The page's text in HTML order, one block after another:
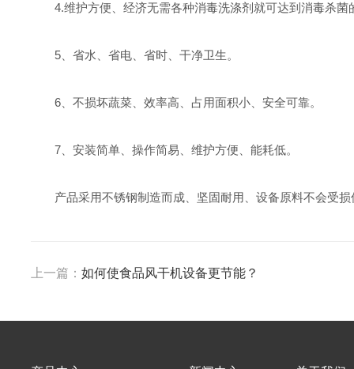
4.维护方便、经济无需各种消毒洗涤剂就可达到消毒杀菌
5、省水、省电、省时、干净卫生。
6、不损坏蔬菜、效率高、占用面积小、安全可靠。
7、安装简单、操作简易、维护方便、能耗低。
产品采用不锈钢制造而成、坚固耐用、设备原料不会受损
上一篇： 如何使食品风干机设备更节能？